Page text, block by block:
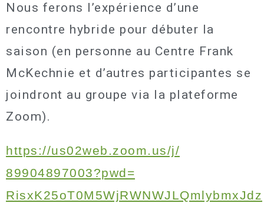
Nous ferons l’expérience d’une
rencontre hybride pour débuter la
saison (en personne au Centre Frank
McKechnie et d’autres participantes se
joindront au groupe via la plateforme
Zoom).
https://us02web.zoom.us/j/
89904897003?pwd=
RisxK25oT0M5WjRWNWJLQmlybmxJdz